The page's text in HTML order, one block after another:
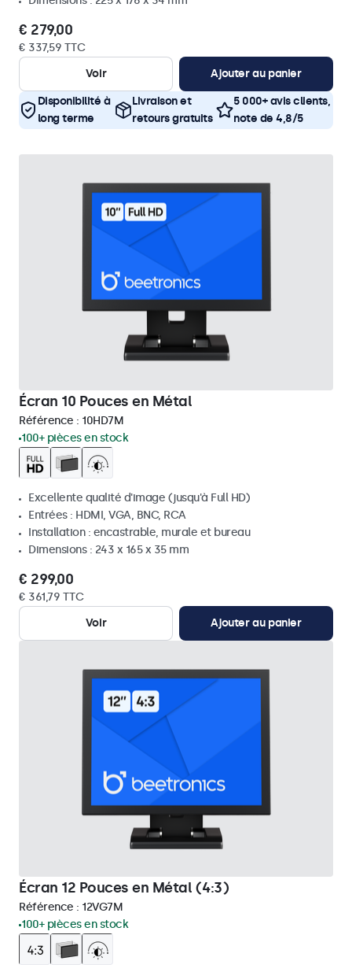
€ 279,00
€ 337,59 TTC
Voir
Ajouter au panier
Disponibilité à
long terme
Livraison et
retours gratuits
5 000+ avis clients,
note de 4,8/5
Écran 10 Pouces en Métal
Référence : 10HD7M
100+ pièces en stock
Excellente qualité d'image (jusqu'à Full HD)
Entrées : HDMI, VGA, BNC, RCA
Installation : encastrable, murale et bureau
Dimensions : 243 x 165 x 35 mm
€ 299,00
€ 361,79 TTC
Voir
Ajouter au panier
Écran 12 Pouces en Métal (4:3)
Référence : 12VG7M
100+ pièces en stock